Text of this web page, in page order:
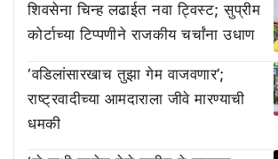
शिवसेना चिन्ह लढाईत नवा ट्विस्ट; सुप्रीम
कोर्टाच्या टिप्पणीने राजकीय चर्चांना उधाण
‘वडिलांसारखाच तुझा गेम वाजवणार’;
राष्ट्रवादीच्या आमदाराला जीवे मारण्याची
धमकी